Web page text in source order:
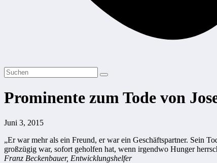
Prominente zum Tode von
Juni 3, 2015
„Er war mehr als ein Freund, er war ein Geschäftspartner. Sein
großzügig war, sofort geholfen hat, wenn irgendwo Hunger
Franz Beckenbauer, Entwicklungshelfer